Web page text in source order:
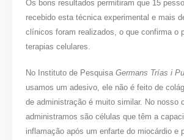
Os bons resultados permitiram que 15
recebido esta técnica experimental e mais
clínicos foram realizados, o que confirma o
terapias celulares.
No Instituto de PesquisaGermans Trías i
usamos um adesivo, ele não é feito de
de administração é muito similar. No nosso
administramos são células que têm a
inflamação após um enfarte do miocárdio e